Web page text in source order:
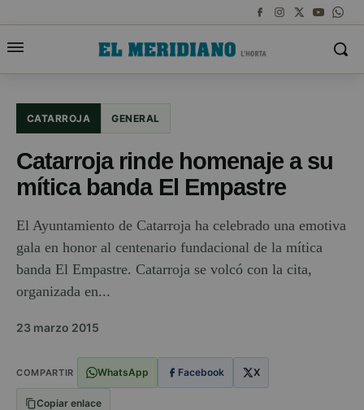
CATARROJA GENERAL
Catarroja rinde homenaje a su
mítica banda El Empastre
El Ayuntamiento de Catarroja ha celebrado una emotiva
gala en honor al centenario fundacional de la mítica
banda El Empastre. Catarroja se volcó con la cita,
organizada en...
23 marzo 2015
COMPARTIR WhatsApp Facebook X
Copiar enlace